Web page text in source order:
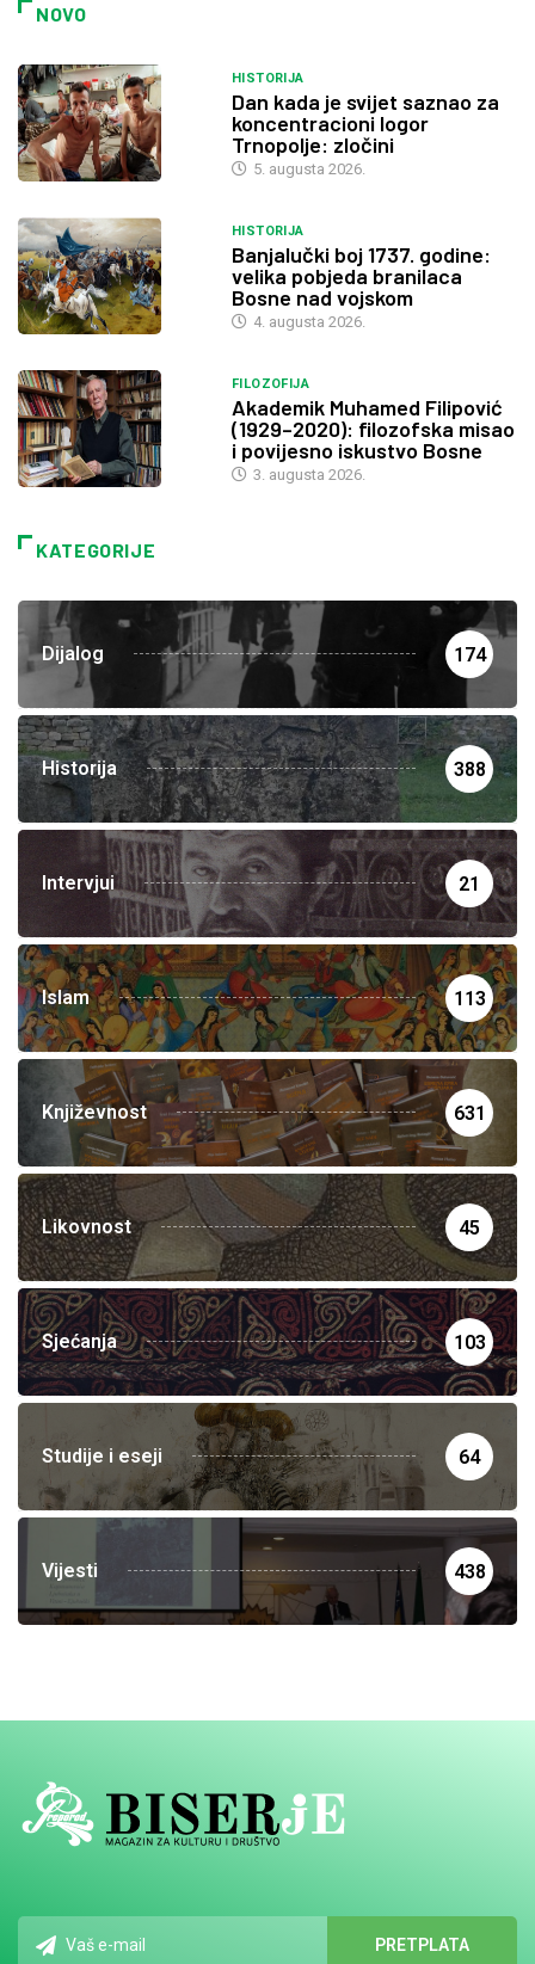
NOVO
HISTORIJA
Dan kada je svijet saznao za
koncentracioni logor
Trnopolje: zločini
5. augusta 2026.
HISTORIJA
Banjalučki boj 1737. godine:
velika pobjeda branilaca
Bosne nad vojskom
4. augusta 2026.
FILOZOFIJA
Akademik Muhamed Filipović
(1929–2020): filozofska misao
i povijesno iskustvo Bosne
3. augusta 2026.
KATEGORIJE
Dijalog 174
Historija 388
Intervjui 21
Islam 113
Književnost 631
Likovnost 45
Sjećanja 103
Studije i eseji 64
Vijesti 438